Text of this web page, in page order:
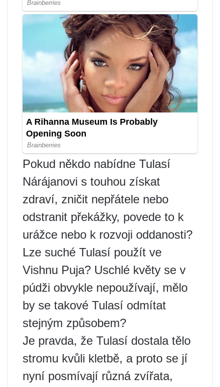
Pokud někdo nabídne Tulasí
Nárájanovi s touhou získat
zdraví, zničit nepřátele nebo
odstranit překážky, povede to k
urážce nebo k rozvoji oddanosti?
Lze suché Tulasí použít ve
Vishnu Puja? Uschlé květy se v
púdži obvykle nepoužívají, mělo
by se takové Tulasí odmítat
stejným způsobem?
Je pravda, že Tulasí dostala tělo
stromu kvůli kletbě, a proto se jí
nyní posmívají různá zvířata,